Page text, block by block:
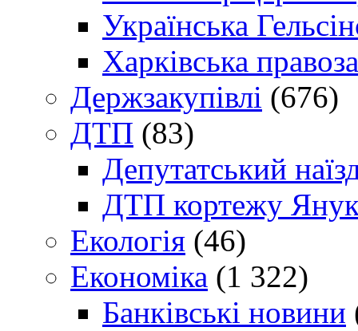
Українська
Харківська
Держзакупівлі (676)
ДТП (83)
Депутатський
ДТП кортежу
Екологія (46)
Економіка (1 322)
Банківські новини